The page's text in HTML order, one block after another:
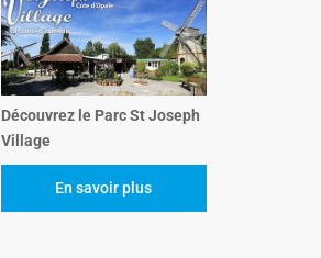
Découvrez le Parc St Joseph
Village
En savoir plus